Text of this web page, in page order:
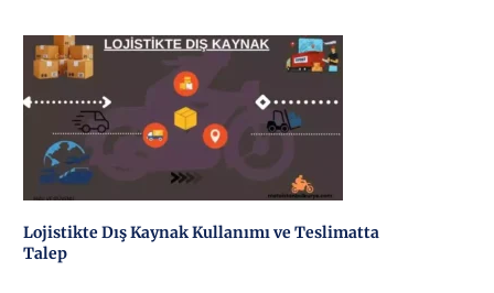
Lojistikte Dış Kaynak Kullanımı ve Teslimatta
Talep